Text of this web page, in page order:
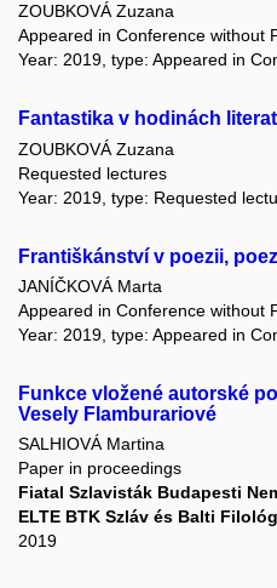
ZOUBKOVÁ Zuzana
Appeared in Conference without
Year: 2019, type: Appeared in
Fantastika v hodinách
ZOUBKOVÁ Zuzana
Requested lectures
Year: 2019, type: Requested
Františkánství v poezii,
JANÍČKOVÁ Marta
Appeared in Conference without
Year: 2019, type: Appeared in
Funkce vložené autorské
Vesely Flamburariové
SALHIOVÁ Martina
Paper in proceedings
Fiatal Szlavisták Budapesti
ELTE BTK Szláv és Balti
2019